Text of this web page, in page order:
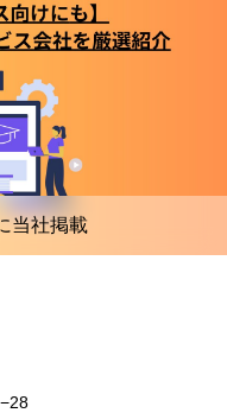
当社掲載